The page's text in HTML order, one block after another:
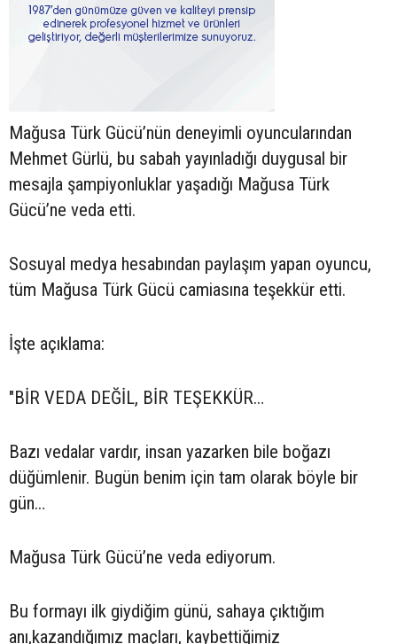
Mağusa Türk Gücü’nün deneyimli oyuncularından
Mehmet Gürlü, bu sabah yayınladığı duygusal bir
mesajla şampiyonluklar yaşadığı Mağusa Türk
Gücü’ne veda etti.
Sosuyal medya hesabından paylaşım yapan oyuncu,
tüm Mağusa Türk Gücü camiasına teşekkür etti.
İşte açıklama:
"BİR VEDA DEĞİL, BİR TEŞEKKÜR…
Bazı vedalar vardır, insan yazarken bile boğazı
düğümlenir. Bugün benim için tam olarak böyle bir
gün…
Mağusa Türk Gücü’ne veda ediyorum.
Bu formayı ilk giydiğim günü, sahaya çıktığım
anı,kazandığımız maçları, kaybettiğimiz